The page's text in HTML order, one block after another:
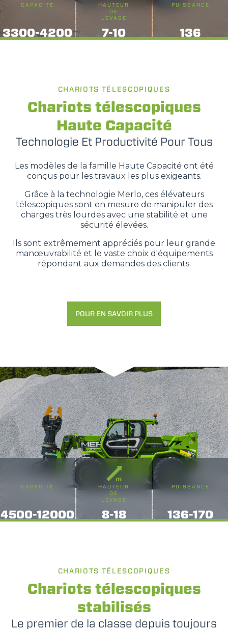
CAPACITÉ
3300-4200
HAUTEUR
DE
LEVAGE
7-10
PUISSANCE
136
CHARIOTS TÉLESCOPIQUES
Chariots télescopiques
Haute Capacité
Technologie Et Productivité Pour Tous
Les modèles de la famille Haute Capacité ont été
conçus pour les travaux les plus exigeants.
Grâce à la technologie Merlo, ces élévateurs
télescopiques sont en mesure de manipuler des
charges très lourdes avec une stabilité et une
sécurité élevées.
Ils sont extrêmement appréciés pour leur grande
manœuvrabilité et le vaste choix d'équipements
répondant aux demandes des clients.
POUR EN SAVOIR PLUS
CAPACITÉ
4500-12000
HAUTEUR
DE
LEVAGE
8-18
PUISSANCE
136-170
CHARIOTS TÉLESCOPIQUES
Chariots télescopiques
stabilisés
Le premier de la classe depuis toujours